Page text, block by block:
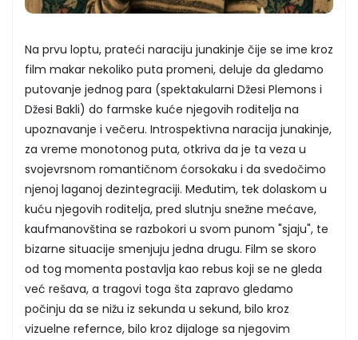
Na prvu loptu, prateći naraciju junakinje čije se ime kroz
film makar nekoliko puta promeni, deluje da gledamo
putovanje jednog para (spektakularni Džesi Plemons i
Džesi Bakli) do farmske kuće njegovih roditelja na
upoznavanje i večeru. Introspektivna naracija junakinje,
za vreme monotonog puta, otkriva da je ta veza u
svojevrsnom romantičnom ćorsokaku i da svedočimo
njenoj laganoj dezintegraciji. Međutim, tek dolaskom u
kuću njegovih roditelja, pred slutnju snežne mećave,
kaufmanovština se razbokori u svom punom "sjaju", te
bizarne situacije smenjuju jedna drugu. Film se skoro
od tog momenta postavlja kao rebus koji se ne gleda
već rešava, a tragovi toga šta zapravo gledamo
počinju da se nižu iz sekunda u sekund, bilo kroz
vizuelne refernce, bilo kroz dijaloge sa njegovim